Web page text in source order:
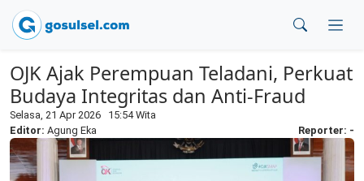
OJK Ajak Perempuan Teladani, Perkuat
Budaya Integritas dan Anti-Fraud
Selasa, 21 Apr 2026 15:54 Wita
Editor: Agung Eka Reporter: -